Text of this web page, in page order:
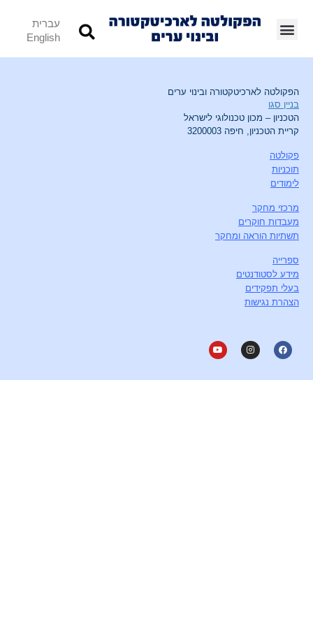
עברית
English
הפקולטה לארכיטקטורה ובינוי ערים
בניין סגו
הטכניון – מכון טכנולוגי לישראל
קריית הטכניון, חיפה 3200003
פקולטה
תוכניות
לימודים
מרכזי מחקר
מעבדות חוקרים
תשתיות הוראה ומחקר
ספרייה
מידע לסטודנטים
בעלי תפקידים
הצהרת נגישות